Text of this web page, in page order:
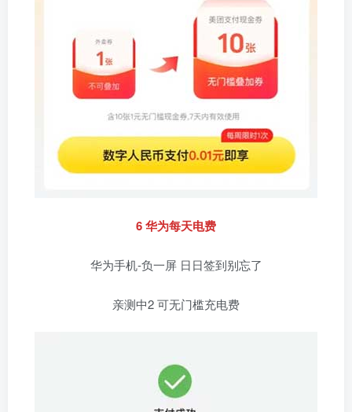
6 华为每天电费
华为手机-负一屏 日日签到别忘了
亲测中2 可无门槛充电费